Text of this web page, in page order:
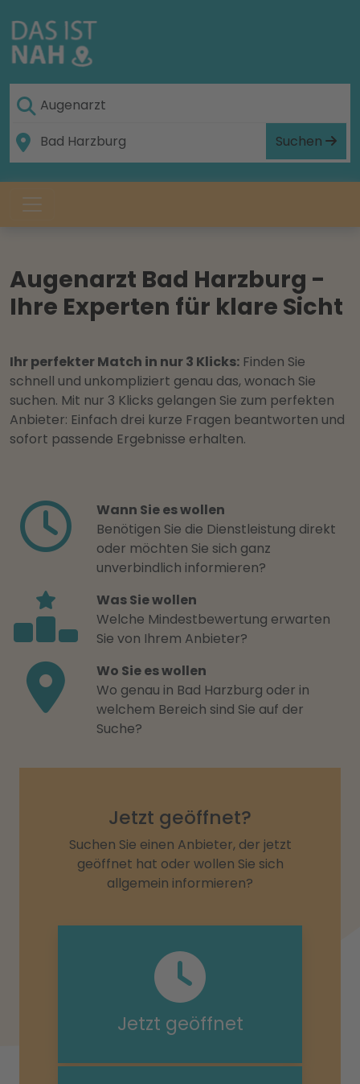
Suchen
Augenarzt Bad Harzburg -
Ihre Experten für klare Sicht
Ihr perfekter Match in nur 3 Klicks: Finden Sie
schnell und unkompliziert genau das, wonach Sie
suchen. Mit nur 3 Klicks gelangen Sie zum perfekten
Anbieter: Einfach drei kurze Fragen beantworten und
sofort passende Ergebnisse erhalten.
Wann Sie es wollen
Benötigen Sie die Dienstleistung direkt
oder möchten Sie sich ganz
unverbindlich informieren?
Was Sie wollen
Welche Mindestbewertung erwarten
Sie von Ihrem Anbieter?
Wo Sie es wollen
Wo genau in Bad Harzburg oder in
welchem Bereich sind Sie auf der
Suche?
Jetzt geöffnet?
Suchen Sie einen Anbieter, der jetzt
geöffnet hat oder wollen Sie sich
allgemein informieren?
Jetzt geöffnet